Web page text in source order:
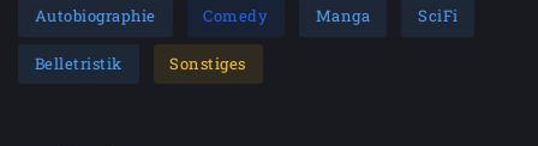
Autobiographie Comedy Manga SciFi
Belletristik Sonstiges